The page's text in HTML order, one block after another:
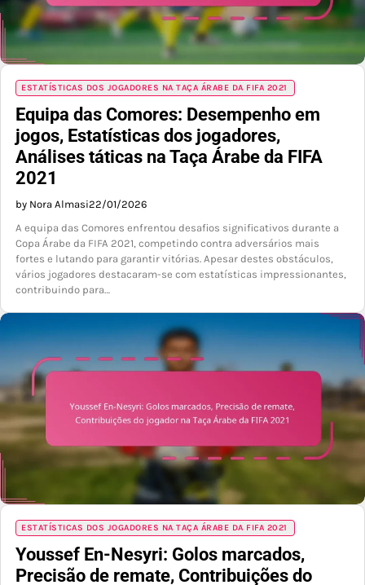
ESTATÍSTICAS DOS JOGADORES NA TAÇA ÁRABE DA FIFA 2021
Equipa das Comores: Desempenho em
jogos, Estatísticas dos jogadores,
Análises táticas na Taça Árabe da FIFA
2021
by Nora Almasi22/01/2026
A equipa das Comores enfrentou desafios significativos durante a
Copa Árabe da FIFA 2021, competindo contra adversários mais
fortes e lutando para garantir vitórias. Apesar destes obstáculos,
vários jogadores destacaram-se com estatísticas impressionantes,
contribuindo para…
ESTATÍSTICAS DOS JOGADORES NA TAÇA ÁRABE DA FIFA 2021
Youssef En-Nesyri: Golos marcados,
Precisão de remate, Contribuições do